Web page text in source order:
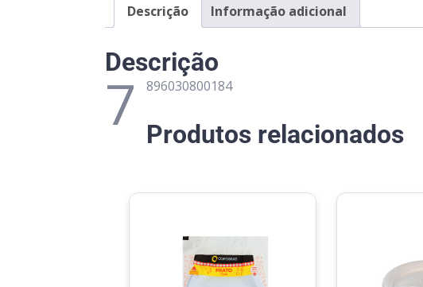
Descrição Informação adicional
Descrição
7 896030800184
Produtos relacionados